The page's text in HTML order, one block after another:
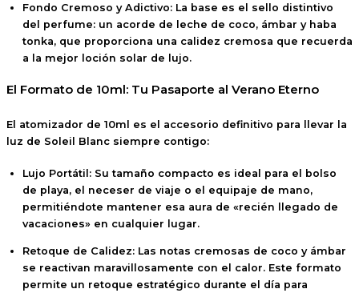
Fondo Cremoso y Adictivo: La base es el sello distintivo
del perfume: un acorde de leche de coco, ámbar y haba
tonka, que proporciona una calidez cremosa que recuerda
a la mejor loción solar de lujo.
El Formato de 10ml: Tu Pasaporte al Verano Eterno
El atomizador de 10ml
es el accesorio definitivo para llevar la
luz de Soleil Blanc siempre contigo:
Lujo Portátil: Su tamaño compacto es ideal para el bolso
de playa, el neceser de viaje o el equipaje de mano,
permitiéndote mantener esa aura de «recién llegado de
vacaciones» en cualquier lugar.
Retoque de Calidez: Las notas cremosas de coco y ámbar
se reactivan maravillosamente con el calor. Este formato
permite un retoque estratégico durante el día para